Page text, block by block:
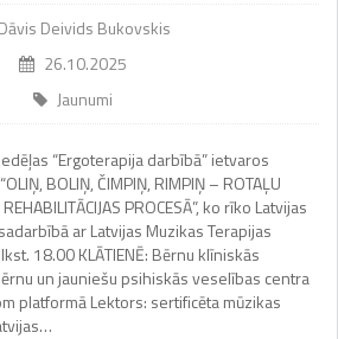
Dāvis Deivids Bukovskis
26.10.2025
Jaunumi
“Ergoterapija darbībā” ietvaros
BOLIŅ, ČIMPIŅ, RIMPIŅ – ROTAĻU
PROCESĀ”, ko rīko Latvijas
ar Latvijas Muzikas Terapijas
18.00 KLĀTIENĒ: Bērnu klīniskās
un jauniešu psihiskās veselības centra
platformā Lektors: sertificēta mūzikas